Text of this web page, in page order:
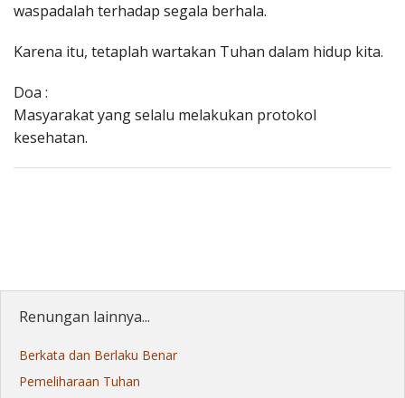
waspadalah terhadap segala berhala.
Karena itu, tetaplah wartakan Tuhan dalam hidup kita.
Doa :
Masyarakat yang selalu melakukan protokol
kesehatan.
Renungan lainnya...
Berkata dan Berlaku Benar
Pemeliharaan Tuhan